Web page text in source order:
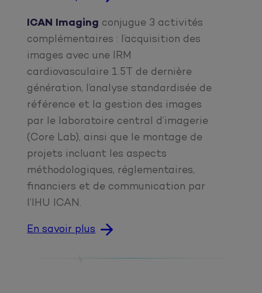
ICAN Imaging conjugue 3 activités
complémentaires : l’acquisition des
images avec une IRM
cardiovasculaire 1.5T de dernière
génération, l’analyse standardisée de
référence et la gestion des images
par le laboratoire central d’imagerie
(Core Lab), ainsi que le montage de
projets incluant les aspects
méthodologiques, réglementaires,
financiers et de communication par
l’IHU ICAN.
En savoir plus